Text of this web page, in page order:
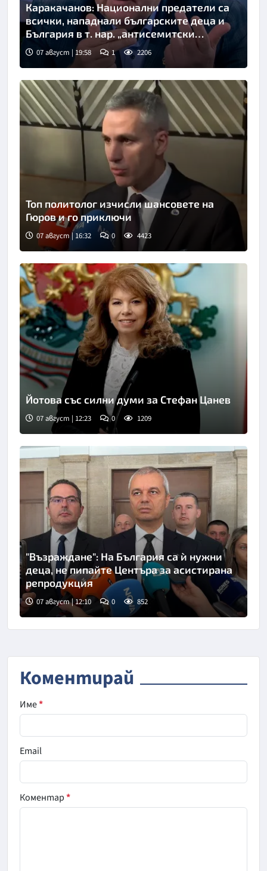
Снимка: бТВ
Каракачанов: Национални предатели са
всички, нападнали българските деца и
България в т. нар. „антисемитски
скандал“
07 август | 19:58 1 2206
Топ политолог изчисли шансовете на
Гюров и го приключи
07 август | 16:32 0 4423
Йотова със силни думи за Стефан Цанев
07 август | 12:23 0 1209
"Възраждане": На България са ѝ нужни
деца, не пипайте Центъра за асистирана
репродукция
07 август | 12:10 0 852
Коментирай
Име*
Email
Коментар*